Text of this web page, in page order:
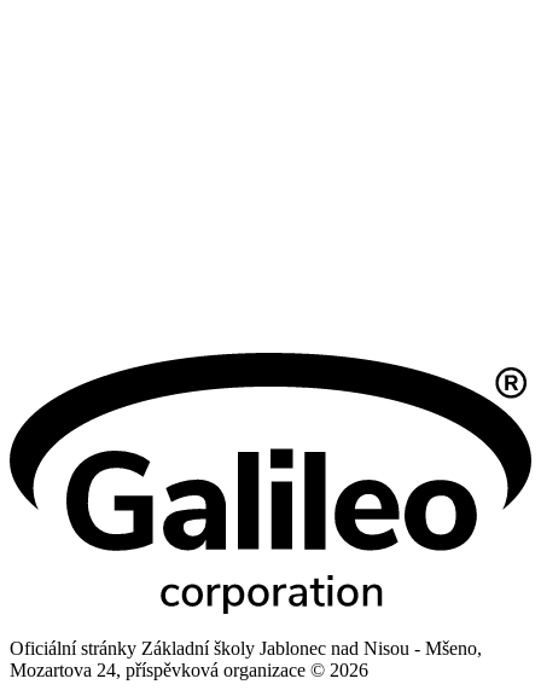
Oficiální stránky Základní školy Jablonec nad Nisou - Mšeno,
Mozartova 24, příspěvková organizace © 2026